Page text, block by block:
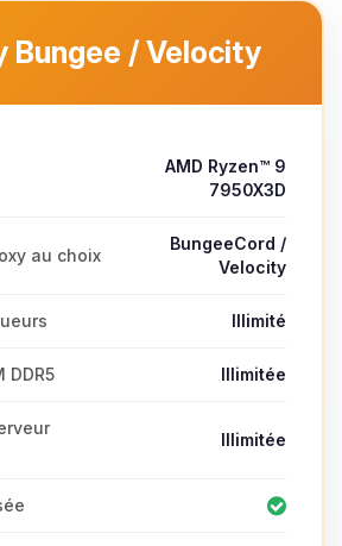
Bungee / Velocity
AMD Ryzen™ 9
7950X3D
au choix
BungeeCord /
Velocity
Illimité
DDR5 Illimitée
Illimitée